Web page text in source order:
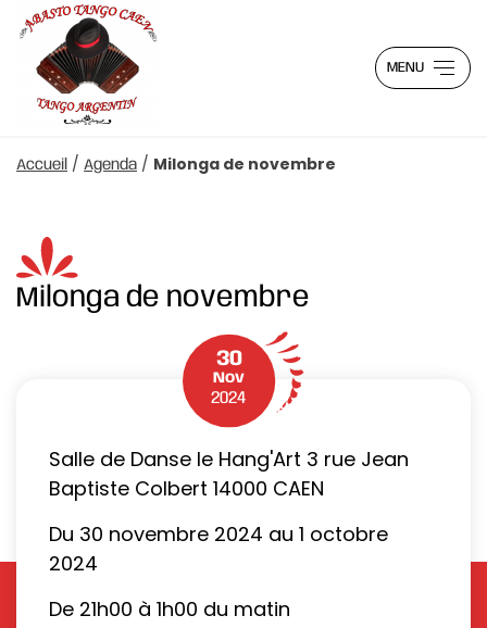
MENU
Accueil / Agenda / Milonga de novembre
Milonga de novembre
30
Nov
2024
Salle de Danse le Hang'Art 3 rue Jean
Baptiste Colbert 14000 CAEN
Du 30 novembre 2024 au 1 octobre
2024
De 21h00 à 1h00 du matin